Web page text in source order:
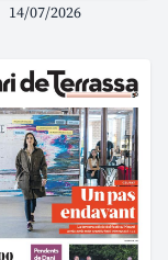
14/07/2026